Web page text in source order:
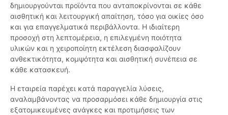
δημιουργούνται προϊόντα που ανταποκρίνονται σε κάθε
αισθητική και λειτουργική απαίτηση, τόσο για οικίες όσο
και για επαγγελματικά περιβάλλοντα. Η ιδιαίτερη
προσοχή στη λεπτομέρεια, η επιλεγμένη ποιότητα
υλικών και η χειροποίητη εκτέλεση διασφαλίζουν
ανθεκτικότητα, κομψότητα και αισθητική συνέπεια σε
κάθε κατασκευή.
Η εταιρεία παρέχει κατά παραγγελία λύσεις,
αναλαμβάνοντας να προσαρμόσει κάθε δημιουργία στις
εξατομικευμένες ανάγκες και προτιμήσεις των